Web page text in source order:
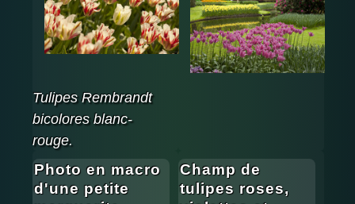
Tulipes Rembrandt
bicolores blanc-
rouge.
Photo en macro
d'une petite
Champ de
tulipes roses,